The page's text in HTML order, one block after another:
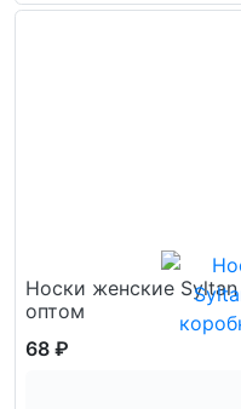
Носки женские
оптом
68 ₽